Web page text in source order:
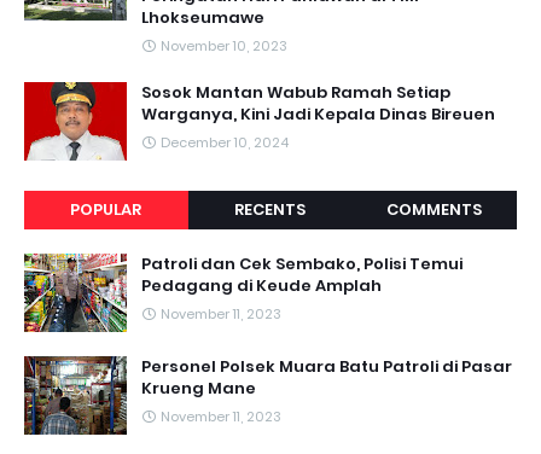
Lhokseumawe
November 10, 2023
Sosok Mantan Wabub Ramah Setiap
Warganya, Kini Jadi Kepala Dinas Bireuen
December 10, 2024
POPULAR RECENTS COMMENTS
Patroli dan Cek Sembako, Polisi Temui
Pedagang di Keude Amplah
November 11, 2023
Personel Polsek Muara Batu Patroli di Pasar
Krueng Mane
November 11, 2023